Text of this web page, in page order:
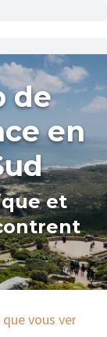
de
en
et
que vous verrez